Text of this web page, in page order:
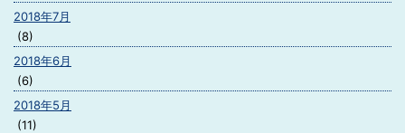
2018年7月
(8)
2018年6月
(6)
2018年5月
(11)